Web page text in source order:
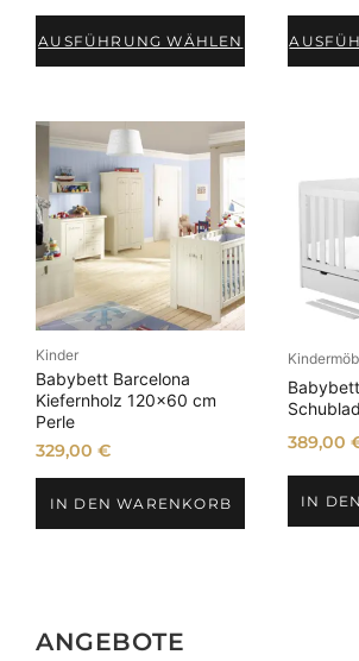
AUSFÜHRUNG WÄHLEN
Kinder
Babybett Barcelona
Kiefernholz 120×60 cm
Perle
329,00€
IN DEN WARENKORB
389,00
IN
ANGEBOTE